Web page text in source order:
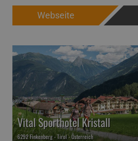
Webseite
Vital Sporthotel Kristall
6292 Finkenberg - Tirol - Österreich